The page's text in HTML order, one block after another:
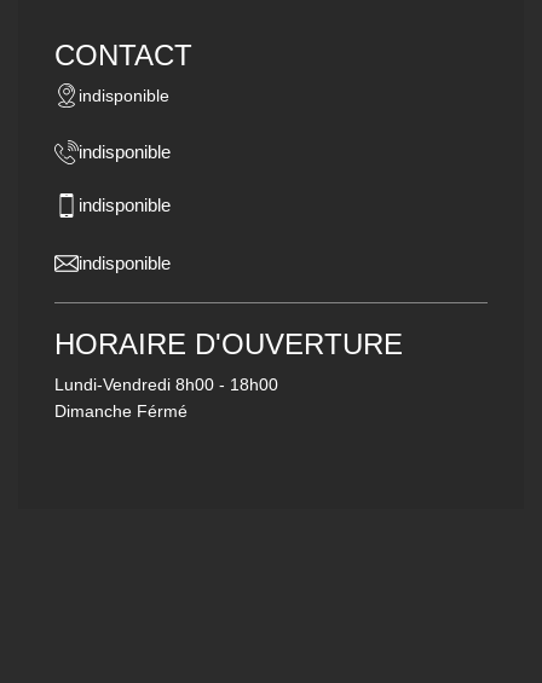
CONTACT
indisponible
indisponible
indisponible
indisponible
HORAIRE D'OUVERTURE
Lundi-Vendredi 8h00 - 18h00
Dimanche Férmé